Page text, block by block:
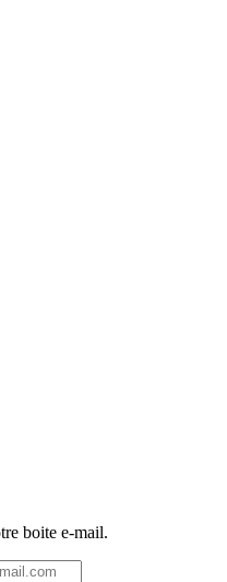
boite e-mail.